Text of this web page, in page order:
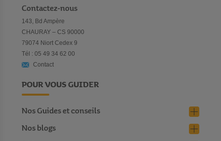
Contactez-nous
143, Bd Ampère
CHAURAY – CS 90000
79074 Niort Cedex 9
Tél : 05 49 34 62 00
Contact
POUR VOUS GUIDER
Nos Guides et conseils
Nos blogs